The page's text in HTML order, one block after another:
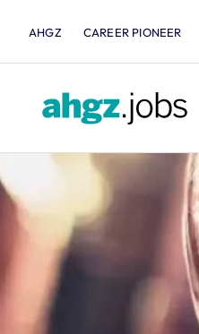
AHGZ CAREER PIONEER